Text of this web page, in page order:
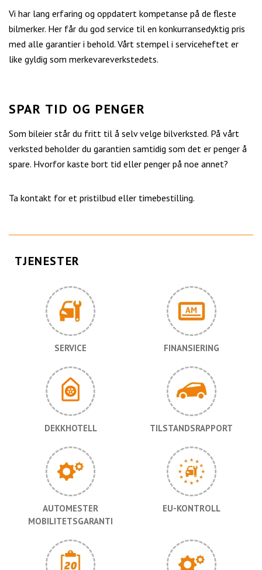
Vi har lang erfaring og oppdatert kompetanse på de fleste
bilmerker. Her får du god service til en konkurransedyktig pris
med alle garantier i behold. Vårt stempel i serviceheftet er
like gyldig som merkevareverkstedets.
SPAR TID OG PENGER
Som bileier står du fritt til å selv velge bilverksted. På vårt
verksted beholder du garantien samtidig som det er penger å
spare. Hvorfor kaste bort tid eller penger på noe annet?
Ta kontakt for et pristilbud eller timebestilling.
TJENESTER
SERVICE FINANSIERING
DEKKHOTELL TILSTANDSRAPPORT
AUTOMESTER
MOBILITETSGARANTI
EU-KONTROLL